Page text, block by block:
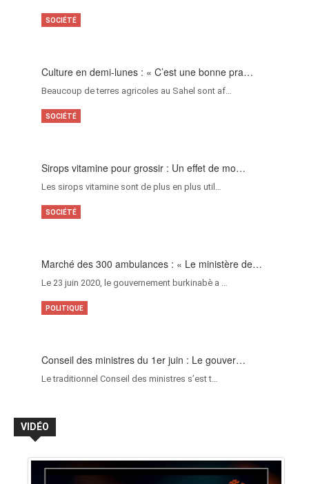
Culture en demi-lunes : « C’est une bonne pra…
Beaucoup de terres agricoles au Sahel sont af…
SOCIÉTÉ
Sirops vitamine pour grossir : Un effet de mo…
Les sirops vitamine sont de plus en plus util…
SOCIÉTÉ
Marché des 300 ambulances : « Le ministère de…
Le 23 juin 2020, le gouvernement burkinabè a …
SOCIÉTÉ
Conseil des ministres du 1er juin : Le gouver…
Le traditionnel Conseil des ministres s’est t…
POLITIQUE
VIDÉO